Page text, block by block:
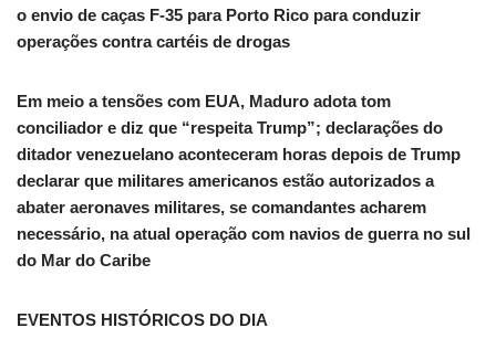
o envio de caças F-35 para Porto Rico para conduzir
operações contra cartéis de drogas
Em meio a tensões com EUA, Maduro adota tom
conciliador e diz que “respeita Trump”; declarações do
ditador venezuelano aconteceram horas depois de Trump
declarar que militares americanos estão autorizados a
abater aeronaves militares, se comandantes acharem
necessário, na atual operação com navios de guerra no sul
do Mar do Caribe
EVENTOS HISTÓRICOS DO DIA